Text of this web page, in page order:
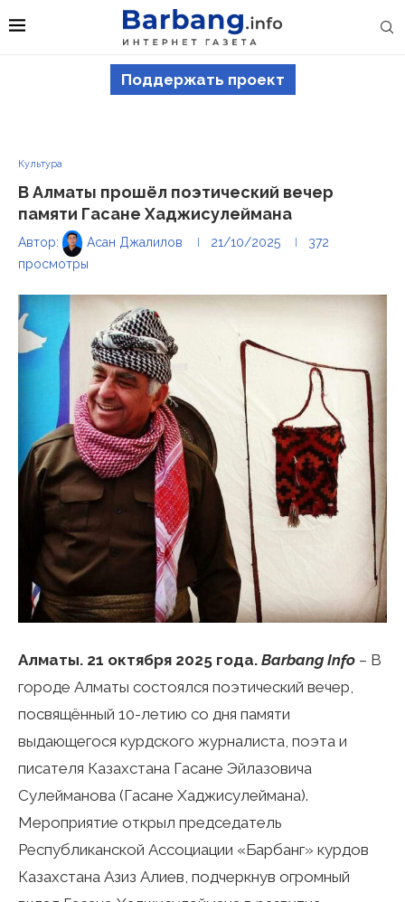
Поддержать проект
Культура
В Алматы прошёл поэтический вечер
памяти Гасане Хаджисулеймана
Автор: Асан Джалилов 21/10/2025
372
просмотры
Алматы. 21 октября 2025 года. Barbang Info – В
городе Алматы состоялся поэтический вечер,
посвящённый 10-летию со дня памяти
выдающегося курдского журналиста, поэта и
писателя Казахстана Гасане Эйлазовича
Сулейманова (Гасане Хаджисулеймана).
Мероприятие открыл председатель
Республиканской Ассоциации «Барбанг» курдов
Казахстана Азиз Алиев, подчеркнув огромный